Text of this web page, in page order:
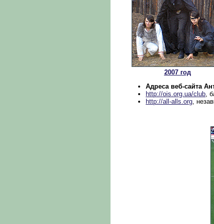
2007 год
Адреса веб-сайта
http://ois.org.ua/club,
http://all-alls.org,